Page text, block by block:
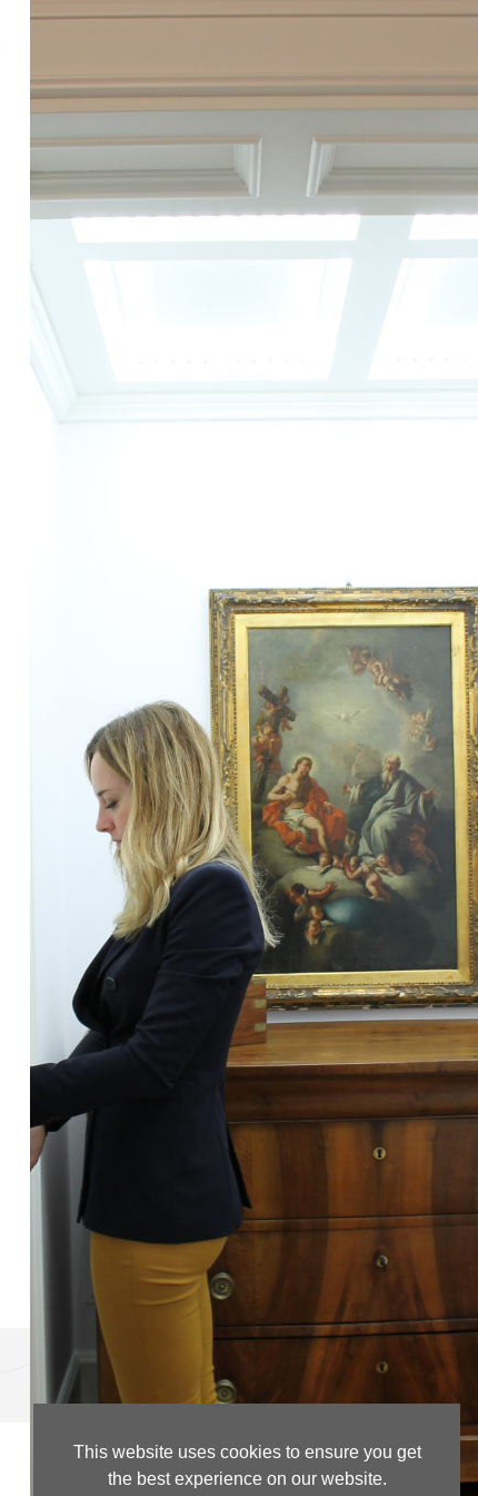
This website uses cookies to ensure you get
the best experience on our website.